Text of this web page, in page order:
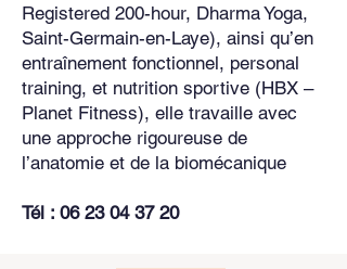
Registered 200-hour, Dharma Yoga,
Saint-Germain-en-Laye), ainsi qu’en
entraînement fonctionnel, personal
training, et nutrition sportive (HBX –
Planet Fitness), elle travaille avec
une approche rigoureuse de
l’anatomie et de la biomécanique
Tél : 06 23 04 37 20